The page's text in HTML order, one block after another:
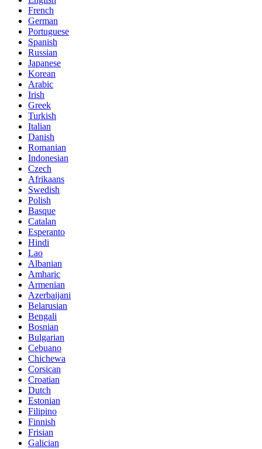
French
German
Portuguese
Spanish
Russian
Japanese
Korean
Arabic
Irish
Greek
Turkish
Italian
Danish
Romanian
Indonesian
Czech
Afrikaans
Swedish
Polish
Basque
Catalan
Esperanto
Hindi
Lao
Albanian
Amharic
Armenian
Azerbaijani
Belarusian
Bengali
Bosnian
Bulgarian
Cebuano
Chichewa
Corsican
Croatian
Dutch
Estonian
Filipino
Finnish
Frisian
Galician